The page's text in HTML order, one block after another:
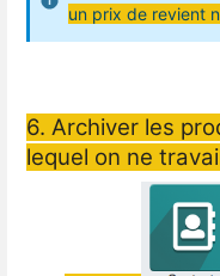
un prix de revient
6. Archiver les
lequel on ne